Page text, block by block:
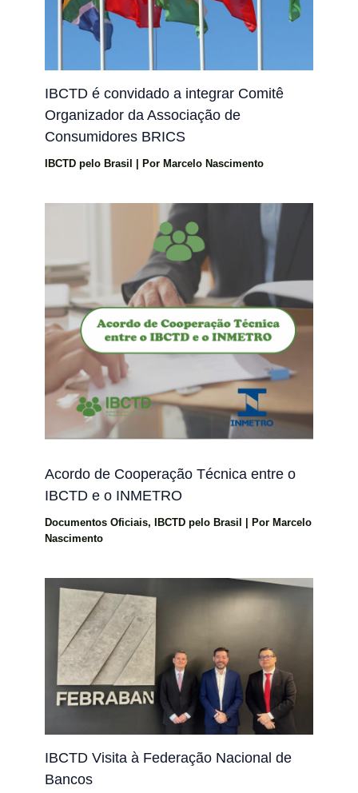
IBCTD é convidado a integrar Comitê
Organizador da Associação de
Consumidores BRICS
IBCTD pelo Brasil | PorMarcelo Nascimento
Acordo de Cooperação Técnica entre o
IBCTD e o INMETRO
Documentos Oficiais, IBCTD pelo Brasil | Por Marcelo
Nascimento
IBCTD Visita à Federação Nacional de
Bancos